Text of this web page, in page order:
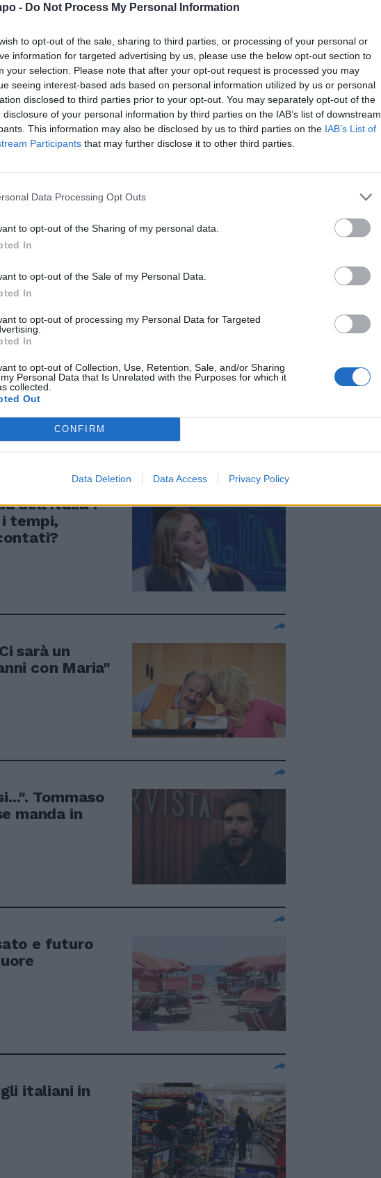
- Do Not Process My Personal Information
to opt-out of the sale, sharing to third parties, or processing of your personal or
information for targeted advertising by us, please use the below opt-out section to
your selection. Please note that after your opt-out request is processed you may
seeing interest-based ads based on personal information utilized by us or personal
disclosed to third parties prior to your opt-out. You may separately opt-out of the
disclosure of your personal information by third parties on the IAB’s list of downstream
This information may also be disclosed by us to third parties on the IAB’s List of
Participants that may further disclose it to other third parties.
Data Processing Opt Outs
to opt-out of the Sharing of my personal data.
In
to opt-out of the Sale of my Personal Data.
In
to opt-out of processing my Personal Data for Targeted
In
to opt-out of Collection, Use, Retention, Sale, and/or Sharing
Personal Data that Is Unrelated with the Purposes for which it
collected.
Out
CONFIRM
Data Deletion Data Access Privacy Policy
tra gli
ai
paura
dell'Italia".
tempi,
sarà un
con Maria"
Tommaso
manda in
e futuro
italiani in